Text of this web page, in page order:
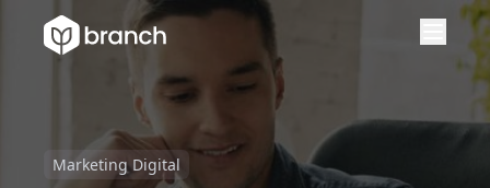
Marketing Digital